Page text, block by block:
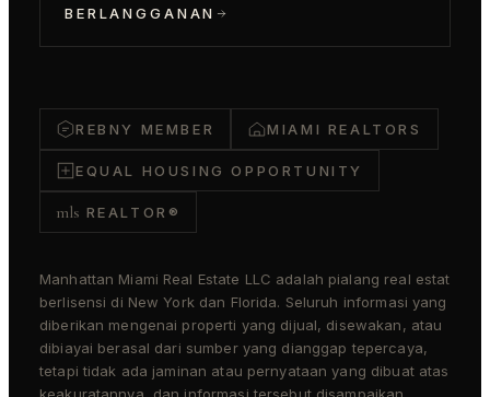
BERLANGGANAN
REBNY MEMBER MIAMI REALTORS
EQUAL HOUSING OPPORTUNITY
mls REALTOR®
Manhattan Miami Real Estate LLC adalah pialang real estat
berlisensi di New York dan Florida. Seluruh informasi yang
diberikan mengenai properti yang dijual, disewakan, atau
dibiayai berasal dari sumber yang dianggap tepercaya,
tetapi tidak ada jaminan atau pernyataan yang dibuat atas